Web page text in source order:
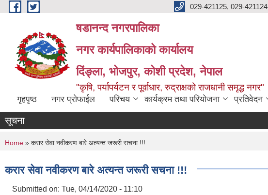
Skip to main content 029-421125, 029-421124
षडानन्द नगरपालिका
नगर कार्यपालिकाको कार्यालय
दिंङ्ला, भोजपुर, कोशी प्रदेश, नेपाल
"कृषि, पर्यापर्यटन र पूर्वाधार, रुद्राक्षको राजधानी समृद्ध नगर"
गृहपृष्ठ नगर प्रोफाईल परिचय कार्यक्रम तथा परियोजना प्रतिवेदन
सूचना
You are here
Home » करार सेवा नवीकरण बारे अत्यन्त जरूरी सचना !!!
करार सेवा नवीकरण बारे अत्यन्त जरूरी सचना !!!
Submitted on: Tue, 04/14/2020 - 11:10